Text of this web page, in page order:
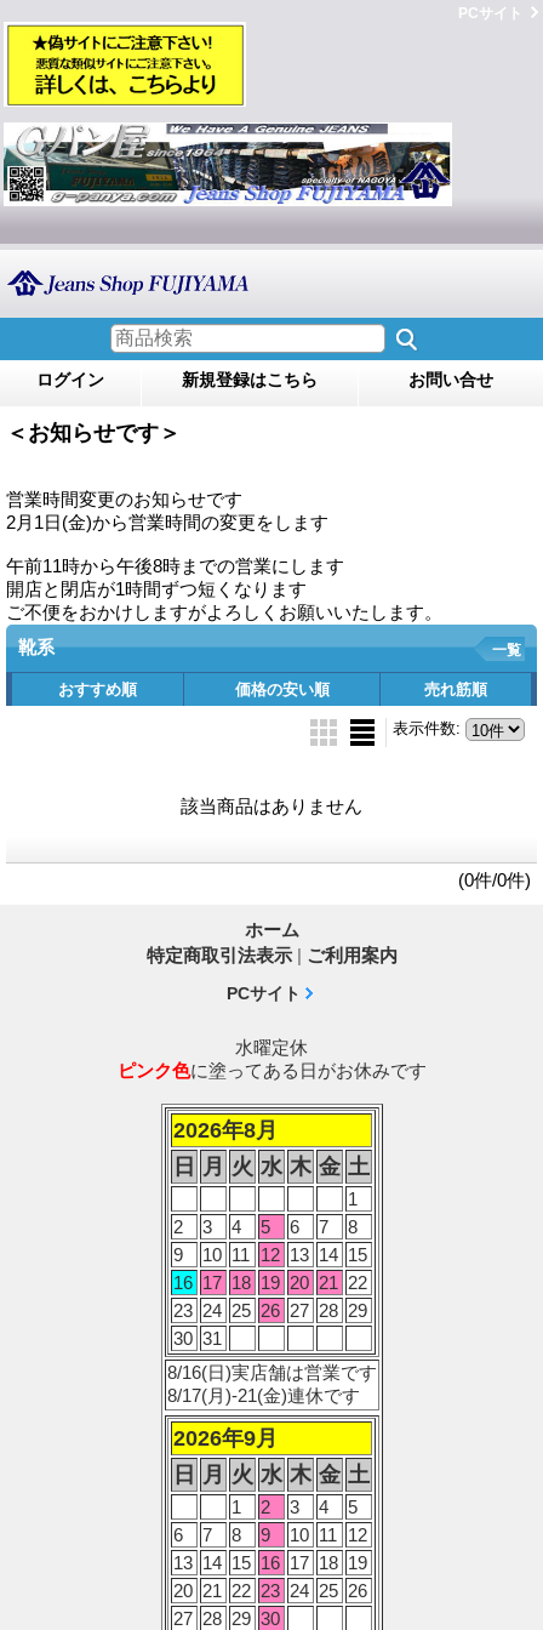
PCサイト
ログイン 新規登録はこちら お問い合せ
＜お知らせです＞
営業時間変更のお知らせです
2月1日(金)から営業時間の変更をします
午前11時から午後8時までの営業にします
開店と閉店が1時間ずつ短くなります
ご不便をおかけしますがよろしくお願いいたします。
靴系
一覧
おすすめ順 価格の安い順 売れ筋順
表示件数:
該当商品はありません
(0件/0件)
ホーム
特定商取引法表示 | ご利用案内
PCサイト
水曜定休
ピンク色に塗ってある日がお休みです
2026年8月
日 月 火 水 木 金 土
1
2
3 4 5 6 7
8
9
10 11 12 13 14 15
16 17 18 19 20 21 22
23 24 25 26 27 28 29
30 31
8/16(日)実店舗は営業です
8/17(月)-21(金)連休です
2026年9月
日 月 火 水 木 金 土
1 2 3 4
5
6
7 8 9 10 11
12
13 14 15 16 17 18 19
20 21 22 23 24 25 26
27 28 29 30